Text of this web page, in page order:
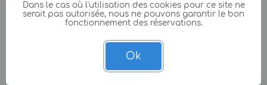
Dans le cas où l'utilisation des cookies pour ce site ne
serait pas autorisée, nous ne pouvons garantir le bon
fonctionnement des réservations.
Ok